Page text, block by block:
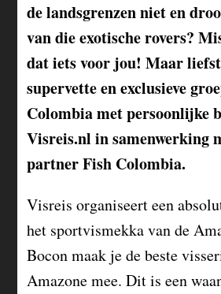
de landsgrenzen niet en
van die exotische rovers?
dat iets voor jou! Maar
supervette en exclusieve
Colombia met persoonlijke
Visreis.nl in samenwerking
partner Fish Colombia.
Visreis organiseert een
het sportvismekka van de
Bocon maak je de beste
Amazone mee. Dit is een